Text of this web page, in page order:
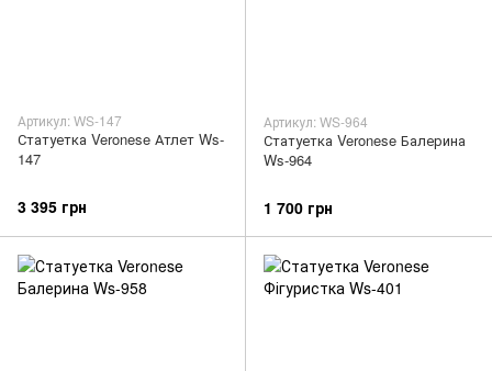
Артикул: WS-147
Статуетка Veronese Атлет Ws-
147
3 395 грн
Артикул: WS-964
Статуетка Veronese Балерина
Ws-964
1 700 грн